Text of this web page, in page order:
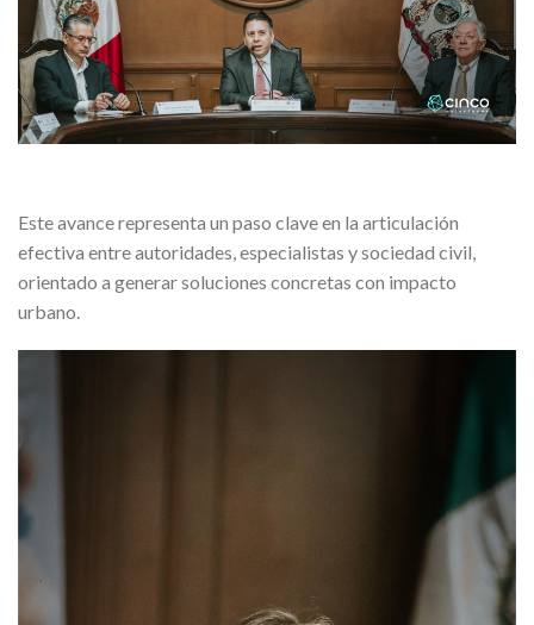
Este avance representa un paso clave en la articulación
efectiva entre autoridades, especialistas y sociedad civil,
orientado a generar soluciones concretas con impacto
urbano.